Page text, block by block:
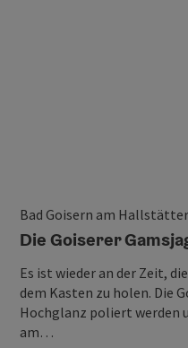
Bad Goisern am
Die Goiserer
Es ist wieder an der Zeit,
dem Kasten zu holen. Die
Hochglanz poliert werden
am…